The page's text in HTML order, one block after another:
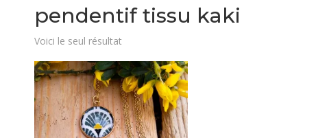
pendentif tissu kaki
Voici le seul résultat